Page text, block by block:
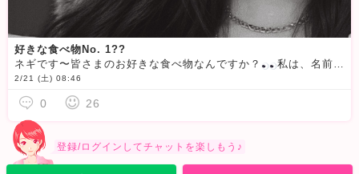
登録/ログインしてチャットを楽しもう♪
好きな食べ物No. 1??
ネギです〜皆さまのお好きな食べ物なんですか？
私は、名前もそうですが、ネギが大好きです
2/21 (土) 08:46
0 26